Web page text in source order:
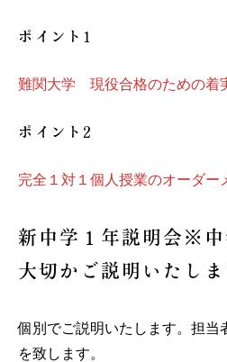
ポイント1
難関大学 現役合格のための着
ポイント2
完全１対１個人授業のオーダー
新中学１年説明会※中
大切かご説明いたしま
個別でご説明いたします。担当
を致します。